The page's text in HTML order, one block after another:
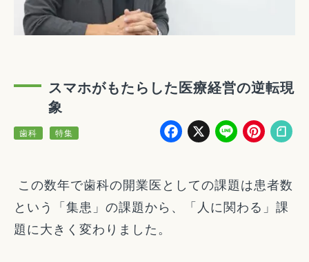
スマホがもたらした医療経営の逆転現
象
歯科 特集 Facebook
X Line
この数年で歯科の開業医としての課題は患者数
という「集患」の課題から、「人に関わる」課
題に大きく変わりました。